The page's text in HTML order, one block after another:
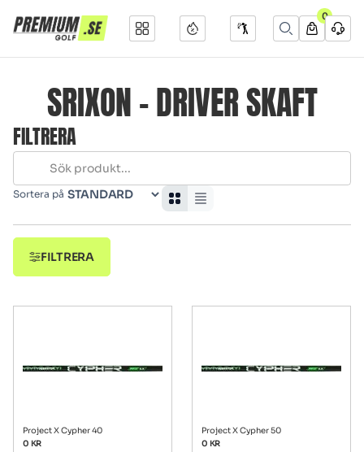
0
SRIXON - DRIVER SKAFT
FILTRERA
Sortera på
FILTRERA
Project X Cypher 40
0 KR
Project X Cypher 50
0 KR